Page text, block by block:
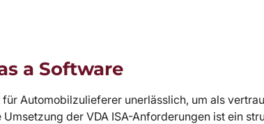
a Software
Automobilzulieferer unerlässlich, um als
der VDA ISA-Anforderungen ist ein